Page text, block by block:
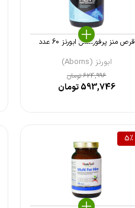
قرص منز پرفورمنس ابورنز 60 عدد
ابورنز (Aborns)
624,996تومان
593,746تومان
5%